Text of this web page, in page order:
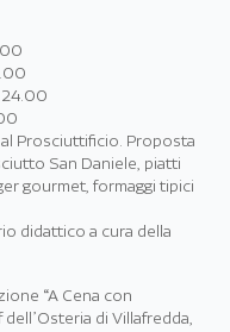
Prosciuttificio. Proposta
San Daniele, piatti
gourmet, formaggi tipici
didattico a cura della
“A Cena con
di Villafredda,